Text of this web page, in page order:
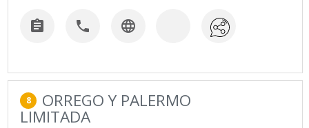
  
8 ORREGO Y PALERMO
LIMITADA